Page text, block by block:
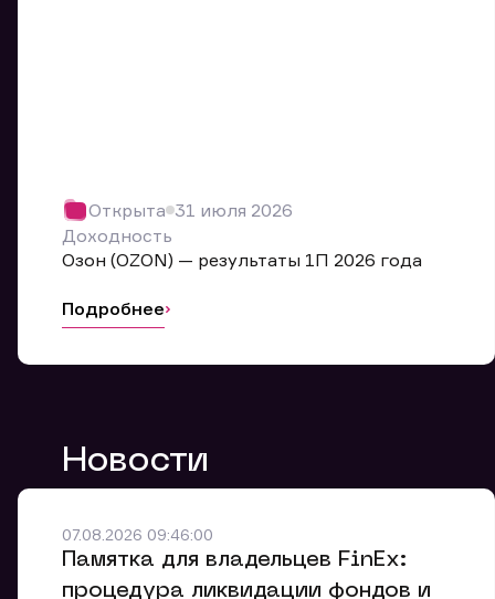
Открыта 31 июля 2026
Доходность
Озон (OZON) — результаты 1П 2026 года
Подробнее
Новости
07.08.2026 09:46:00
Памятка для владельцев FinEx:
процедура ликвидации фондов и
Мы
Ваше